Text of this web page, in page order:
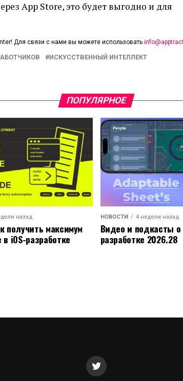
App Store, это будет выгодно и для
Для связи с нами вы можете использовать
ИСКУССТВЕННЫЙ ИНТЕЛЛЕКТ
ПОПУЛЯРНОЕ
назад
получить максимум
в iOS-разработке
НОВОСТИ 4 недели назад
Видео и подкасты
разработке 2026.28